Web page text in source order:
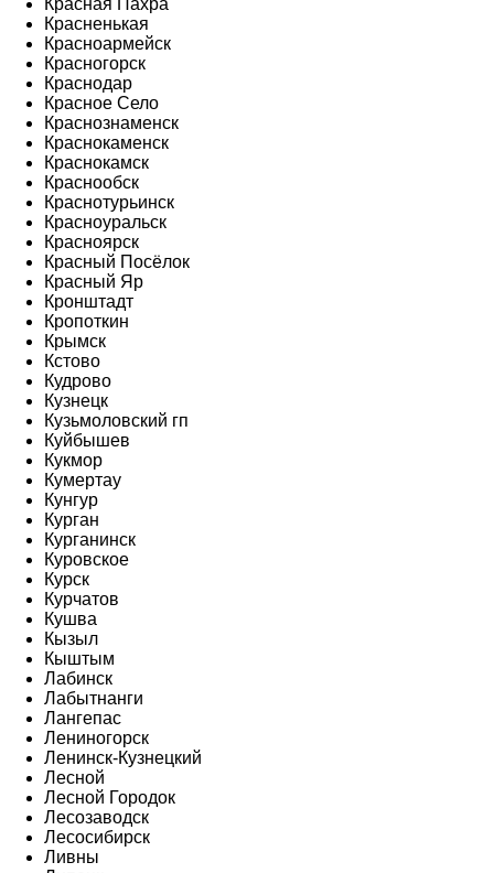
Красная Пахра
Красненькая
Красноармейск
Красногорск
Краснодар
Красное Село
Краснознаменск
Краснокаменск
Краснокамск
Краснообск
Краснотурьинск
Красноуральск
Красноярск
Красный Посёлок
Красный Яр
Кронштадт
Кропоткин
Крымск
Кстово
Кудрово
Кузнецк
Кузьмоловский гп
Куйбышев
Кукмор
Кумертау
Кунгур
Курган
Курганинск
Куровское
Курск
Курчатов
Кушва
Кызыл
Кыштым
Лабинск
Лабытнанги
Лангепас
Лениногорск
Ленинск-Кузнецкий
Лесной
Лесной Городок
Лесозаводск
Лесосибирск
Ливны